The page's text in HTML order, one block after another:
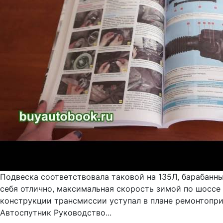
Подвеска соответствовала таковой на 135Л,
себя отлично, максимальная скорость зимой по
конструкции трансмиссии уступал в плане
Автоспутник Руководство...